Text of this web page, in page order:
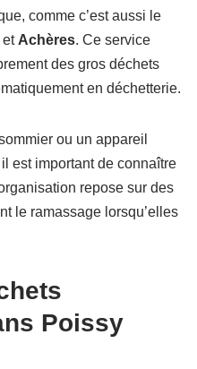
comme c’est aussi le
et Achères. Ce service
des gros déchets
en déchetterie.
ou un appareil
est important de connaître
repose sur des
le ramassage lorsqu’elles
Poissy